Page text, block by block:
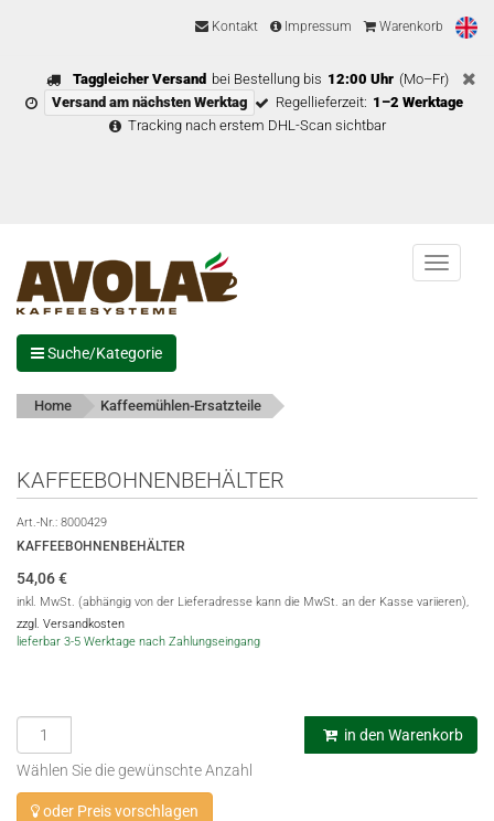
Kontakt Impressum Warenkorb
Taggleicher Versand bei Bestellung bis 12:00 Uhr (Mo–Fr)
Versand am nächsten Werktag
Regellieferzeit: 1–2 Werktage
Tracking nach erstem DHL-Scan sichtbar
Menu
Suche/Kategorie
Home Kaffeemühlen-Ersatzteile
KAFFEEBOHNENBEHÄLTER
Art.-Nr.: 8000429
KAFFEEBOHNENBEHÄLTER
54,06€
inkl. MwSt. (abhängig von der Lieferadresse kann die MwSt. an der Kasse variieren),
zzgl. Versandkosten
lieferbar 3-5 Werktage nach Zahlungseingang
in den Warenkorb
Wählen Sie die gewünschte Anzahl
oder Preis vorschlagen